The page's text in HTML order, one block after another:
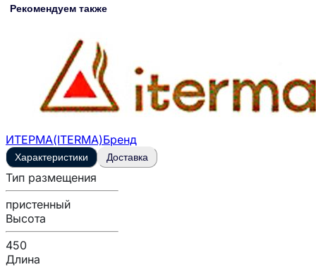
Рекомендуем также
ИТЕРМА(ITERMA)Бренд
Характеристики Доставка
Тип размещения
пристенный
Высота
450
Длина